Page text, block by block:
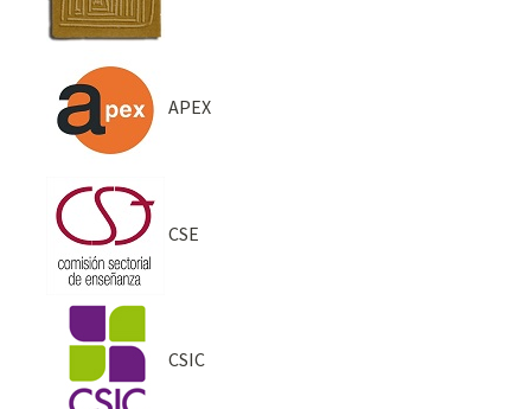
APEX
CSE
CSIC